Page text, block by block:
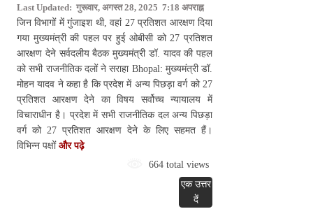
Last Updated: गुरूवार, अगस्त 28, 2025 7:18 अपराह्न
जिन विभागों में गुंजाइश थी, वहां 27 प्रतिशत आरक्षण दिया
गया मुख्यमंत्री की पहल पर हुई ओबीसी को 27 प्रतिशत
आरक्षण देने सर्वदलीय बैठक मुख्यमंत्री डॉ. यादव की पहल
को सभी राजनीतिक दलों ने सराहा Bhopal: मुख्यमंत्री डॉ.
मोहन यादव ने कहा है कि प्रदेश में अन्य पिछड़ा वर्ग को 27
प्रतिशत आरक्षण देने का विषय सर्वोच्च न्यायालय में
विचाराधीन है। प्रदेश में सभी राजनीतिक दल अन्य पिछड़ा
वर्ग को 27 प्रतिशत आरक्षण देने के लिए सहमत हैं।
विभिन्न पक्षों और पढ़े
664 total views
एक उत्तर
दें